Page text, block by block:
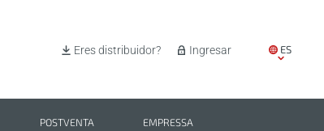
ES
Ingresar
Eres distribuidor?
POSTVENTA EMPRESSA